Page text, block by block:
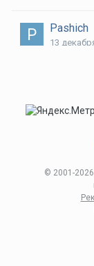
Pashich
13
© 2001-